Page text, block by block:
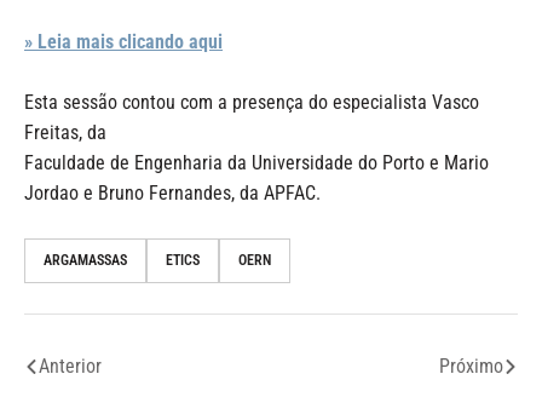
» Leia mais clicando aqui
Esta sessão contou com a presença do especialista Vasco
Freitas, da
Faculdade de Engenharia da Universidade do Porto e Mario
Jordao e Bruno Fernandes, da APFAC.
ARGAMASSAS ETICS OERN
Anterior
Próximo